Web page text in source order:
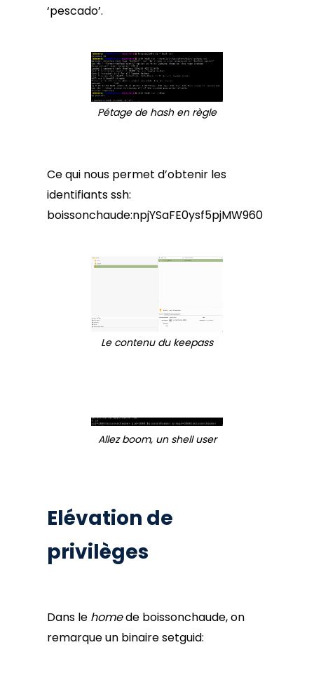
‘pescado’.
Pétage de hash en règle
Ce qui nous permet d’obtenir les
identifiants ssh:
boissonchaude:npjYSaFE0ysf5pjMW960
Le contenu du keepass
Allez boom, un shell user
Elévation de
privilèges
Dans le homede boissonchaude, on
remarque un binaire setguid: